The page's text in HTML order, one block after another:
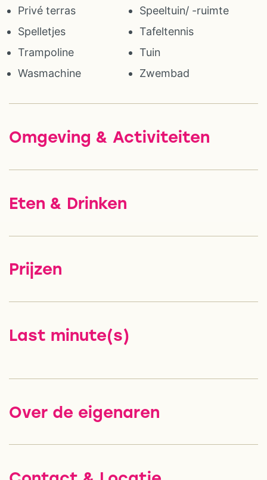
Privé terras
Speeltuin/ -ruimte
Spelletjes
Tafeltennis
Trampoline
Tuin
Wasmachine
Zwembad
Omgeving & Activiteiten
Eten & Drinken
Prijzen
Last minute(s)
Over de eigenaren